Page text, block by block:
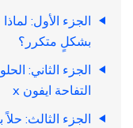
بشكلٍ متكرر؟
الجزء الثاني:
التفاحة ايفون x
الجزء الثالث: